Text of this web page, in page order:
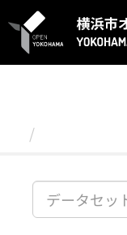
キ